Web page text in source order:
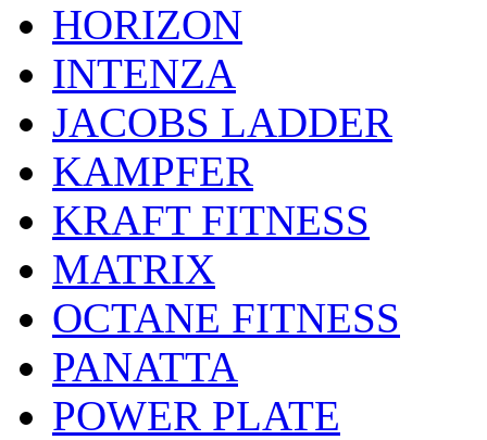
HORIZON
INTENZA
JACOBS LADDER
KAMPFER
KRAFT FITNESS
MATRIX
OCTANE FITNESS
PANATTA
POWER PLATE